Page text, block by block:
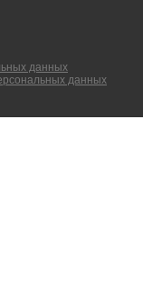
данных
данных